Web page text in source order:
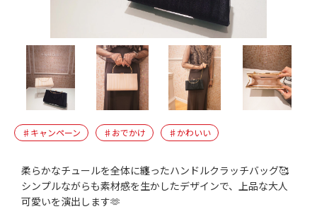
♯キャンペーン ♯おでかけ ♯かわいい
柔らかなチュールを全体に纏ったハンドルクラッチバッグ🥰
シンプルながらも素材感を生かしたデザインで、上品な大人
可愛いを演出します🫶